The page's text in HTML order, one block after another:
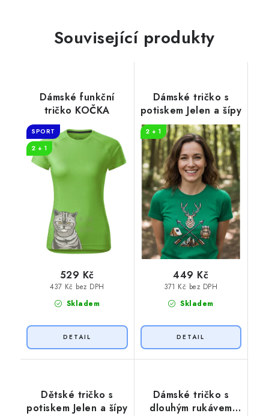
Související produkty
Dámské funkční
tričko KOČKA
SPORT
2 + 1
Skladem
437 Kč bez DPH
529 Kč
Dámské tričko s
potiskem Jelen a šípy
2 + 1
Skladem
371 Kč bez DPH
449 Kč
Dětské tričko s
potiskem Jelen a šípy
Dámské tričko s
dlouhým rukávem